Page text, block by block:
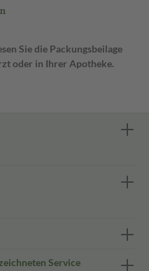
Sie die Packungsbeilage
oder in Ihrer Apotheke.
Service